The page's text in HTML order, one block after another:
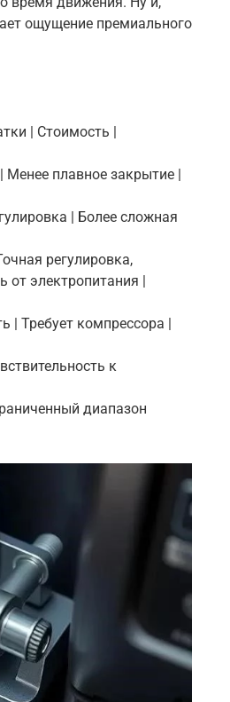
ощущение премиального
| Стоимость |
плавное закрытие |
| Более сложная
регулировка,
от электропитания |
| Требует компрессора |
к
диапазон